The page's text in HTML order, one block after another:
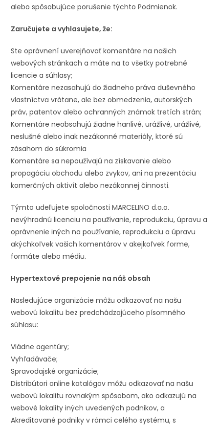
alebo spôsobujúce porušenie týchto Podmienok.
Zaručujete a vyhlasujete, že:
Ste oprávnení uverejňovať komentáre na našich
webových stránkach a máte na to všetky potrebné
licencie a súhlasy;
Komentáre nezasahujú do žiadneho práva duševného
vlastníctva vrátane, ale bez obmedzenia, autorských
práv, patentov alebo ochranných známok tretích strán;
Komentáre neobsahujú žiadne hanlivé, urážlivé, urážlivé,
neslušné alebo inak nezákonné materiály, ktoré sú
zásahom do súkromia
Komentáre sa nepoužívajú na získavanie alebo
propagáciu obchodu alebo zvykov, ani na prezentáciu
komerčných aktivít alebo nezákonnej činnosti.
Týmto udeľujete spoločnosti MARCELINO d.o.o.
nevýhradnú licenciu na používanie, reprodukciu, úpravu a
oprávnenie iných na používanie, reprodukciu a úpravu
akýchkoľvek vašich komentárov v akejkoľvek forme,
formáte alebo médiu.
Hypertextové prepojenie na náš obsah
Nasledujúce organizácie môžu odkazovať na našu
webovú lokalitu bez predchádzajúceho písomného
súhlasu:
Vládne agentúry;
Vyhľadávače;
Spravodajské organizácie;
Distribútori online katalógov môžu odkazovať na našu
webovú lokalitu rovnakým spôsobom, ako odkazujú na
webové lokality iných uvedených podnikov, a
Akreditované podniky v rámci celého systému, s